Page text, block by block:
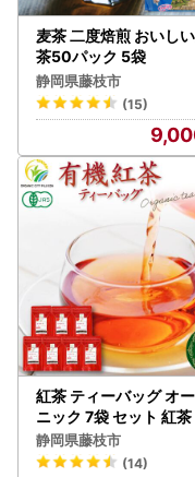
麦茶 二度焙煎 おいし
茶50パック 5袋
静岡県藤枝市
(15)
紅茶 ティーバッグ オ
ニック 7袋 セット 紅茶
静岡県藤枝市
(14)